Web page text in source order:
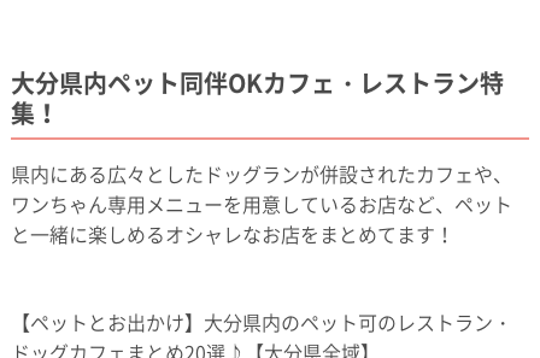
大分県内ペット同伴OKカフェ・レストラン特
集！
県内にある広々としたドッグランが併設されたカフェや、
ワンちゃん専用メニューを用意しているお店など、ペット
と一緒に楽しめるオシャレなお店をまとめてます！
【ペットとお出かけ】大分県内のペット可のレストラン・